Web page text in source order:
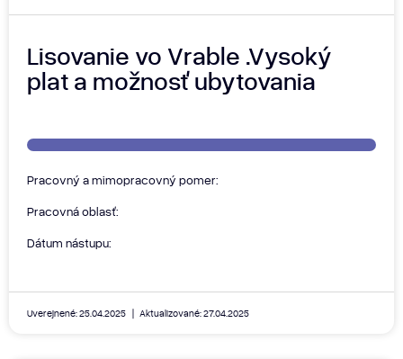
Lisovanie vo Vrable .Vysoký
plat a možnosť ubytovania
Pracovný a mimopracovný pomer:
Pracovná oblasť:
Dátum nástupu:
Uverejnené: 25.04.2025 Aktualizované: 27.04.2025